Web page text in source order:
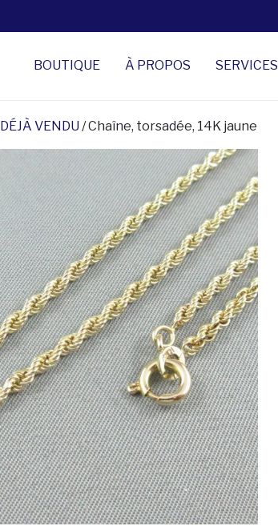
BOUTIQUE À PROPOS SERVICES
DÉJÀ VENDU / Chaîne, torsadée, 14K jaune